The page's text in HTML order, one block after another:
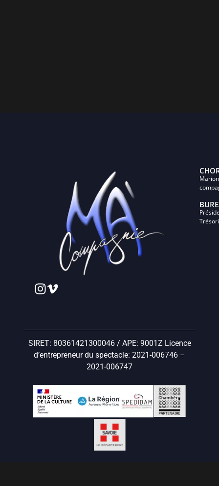
SIRET: 80361421300046 / APE: 9001Z Licence
d’entrepreneur du spectacle: 2021-006746 –
2021-006747